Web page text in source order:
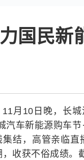
国民新
11月10日晚，长
汽车新能源购车
集结，高管亲临直
，收获不俗成绩。